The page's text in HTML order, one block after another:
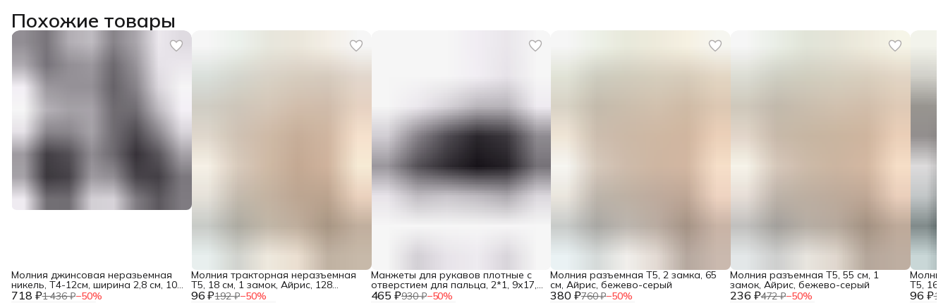
Похожие товары
718 ₽1 436 ₽−50%
Молния джинсовая неразьемная
никель, Т4-12см, ширина 2,8 см, 10
шт/упак, Айрис 96 ₽192 ₽−50%
Молния тракторная неразъемная
Т5, 18 см, 1 замок, Айрис, 128
бежевый 465 ₽930 ₽−50%
Манжеты для рукавов плотные с
отверстием для пальца, 2*1, 9х17,5
см, Айрис, черный 380 ₽760 ₽−50%
Молния разъемная Т5, 2 замка, 65
см, Айрис, бежево-серый
236 ₽472 ₽−50%
Молния разъемная Т5, 55 см, 1
замок, Айрис, бежево-серый
96 ₽
Молния
Т5, 16